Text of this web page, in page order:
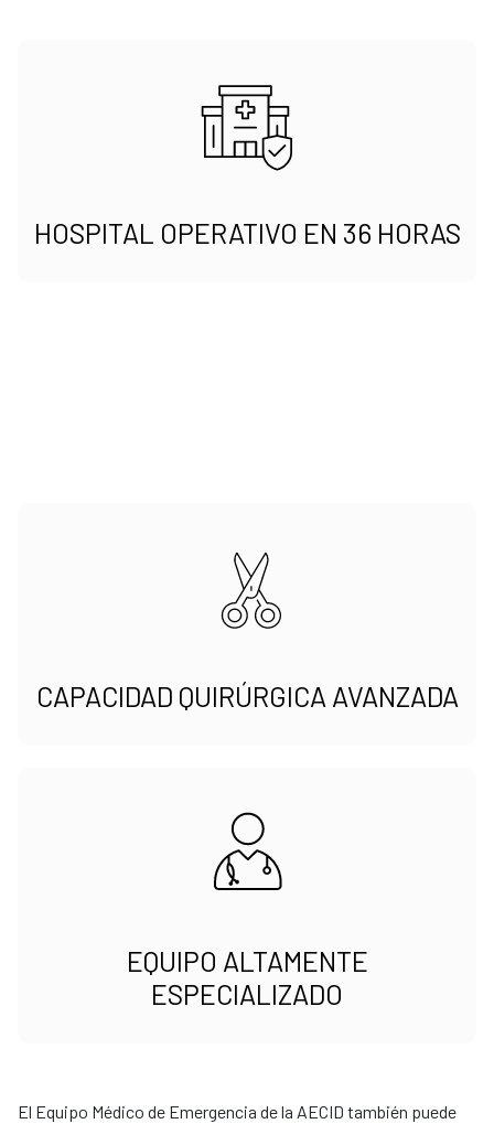
HOSPITAL OPERATIVO EN 36 HORAS
CAPACIDAD QUIRÚRGICA AVANZADA
EQUIPO ALTAMENTE
ESPECIALIZADO
El Equipo Médico de Emergencia de la AECID también puede